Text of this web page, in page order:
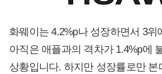
화웨이는 4.2%p나 성장하면서 3
아직은 애플과의 격차가 1.4%p에
상황입니다. 하지만 성장률로만 본